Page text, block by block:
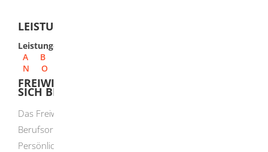
LEISTUNGEN VON A-Z
Leistungen
A
B
N
O
FREIWILLIGES ÖKOLOGISCHES JAHR (FÖJ) -
SICH BEWERBEN
Das Freiwillige Ökiologische Jahr dient der
Berufsorientierung und fördert die
Persönlichkeitsentwicklung.